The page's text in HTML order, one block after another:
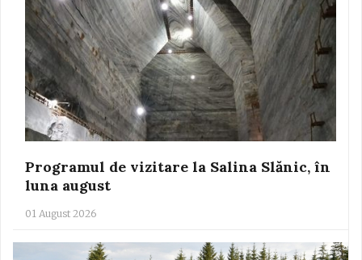
Programul de vizitare la Salina Slănic, în
luna august
01 August 2026